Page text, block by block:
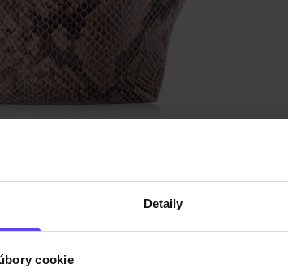
Detaily
cookie